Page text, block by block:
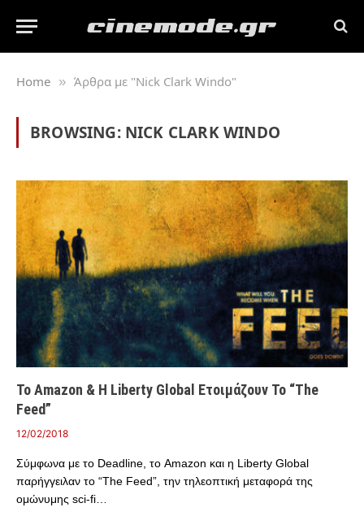
Home » Άρθρα με "Nick Clark Windo"
BROWSING: NICK CLARK WINDO
Το Amazon & Η Liberty Global Ετοιμάζουν Το “The
Feed”
12/02/2018
Σύμφωνα με το Deadline, το Amazon και η Liberty Global
παρήγγειλαν το “The Feed”, την τηλεοπτική μεταφορά της
ομώνυμης sci-fi…